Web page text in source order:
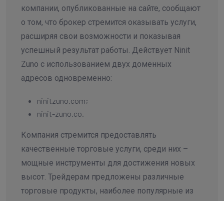
компании, опубликованные на сайте, сообщают
о том, что брокер стремится оказывать услуги,
расширяя свои возможности и показывая
успешный результат работы. Действует Ninit
Zuno с использованием двух доменных
адресов одновременно:
ninitzuno.com;
ninit-zuno.co.
Компания стремится предоставлять
качественные торговые услуги, среди них –
мощные инструменты для достижения новых
высот. Трейдерам предложены различные
торговые продукты, наиболее популярные из